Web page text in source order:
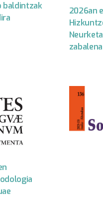
baldintzak
2026an
zabalena